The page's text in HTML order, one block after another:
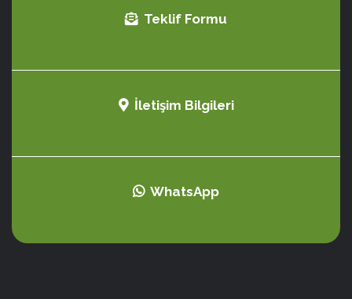
Teklif Formu
İletişim Bilgileri
WhatsApp